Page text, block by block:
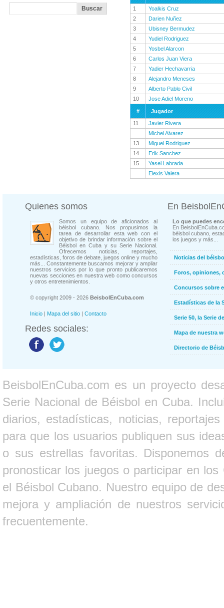
1
Yoalkis Cruz
2
Darien Nuñez
3
Ubisney Bermudez
4
Yudiel Rodriguez
5
Yosbel Alarcon
6
Carlos Juan Viera
7
Yadier Hechavarria
8
Alejandro Meneses
9
Alberto Pablo Civil
10
Jose Adiel Moreno
#
Jugador
11
Javier Rivera
Michel Alvarez
13
Miguel Rodriguez
14
Erik Sanchez
15
Yasel Labrada
Elexis Valera
Quienes somos
Somos un equipo de aficionados al
béisbol cubano. Nos propusimos la
tarea de desarrollar esta web con el
objetivo de brindar información sobre el
Béisbol en Cuba y su Serie Nacional.
Ofrecemos noticias, reportajes,
estadísticas, foros de debate, juegos online y mucho
más... Constantemente buscamos mejorar y ampliar
nuestros servicios por lo que pronto publicaremos
nuevas secciones en nuestra web como concursos
y otros entretenimientos.
© copyright 2009 - 2026 BeisbolEnCuba.com
Inicio | Mapa del sitio | Contacto
Redes sociales:
En
Lo que puedes
En
béisbol cubano,
los juegos y más...
Noticias del
Foros, opiniones,
Concursos sobre
Estadísticas de la
Serie 50, la Serie
Mapa de nuestra
Directorio de
BeisbolEnCuba.com es un proyecto
Serie Nacional de Béisbol en Cuba.
diarios, estadísticas, noticias,
para que los usuarios publiquen sus
o sus estrellas favoritas. Disponemos
pronosticar los juegos o participar en
el Béisbol Cubano. Nuestro equipo de
mejora y ampliación de nuestros
frecuentemente.